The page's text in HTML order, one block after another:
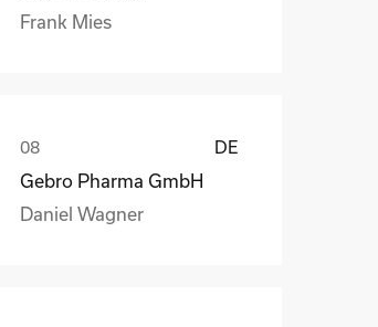
Frank Mies
DE
Gebro Pharma GmbH
Daniel Wagner